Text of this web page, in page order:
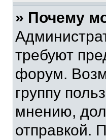
» Почему
требуют
форум.
группу
мнению,
отправкой.